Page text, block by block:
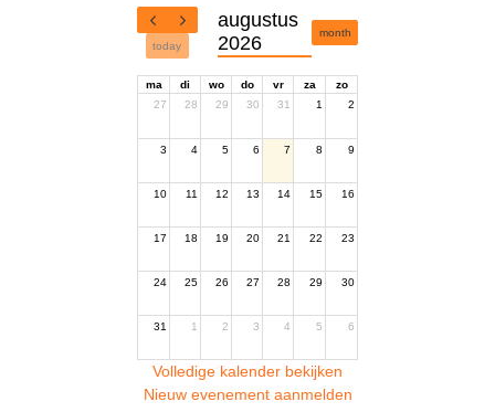
today
augustus
2026
month
ma di wo do vr za
zo
27
28 29 30 31 1 2
3 4 5 6 7 8 9
10 11 12 13 14 15 16
17 18 19 20 21 22 23
24 25 26 27 28 29 30
31 1 2 3 4 5 6
Volledige kalender bekijken
Nieuw evenement aanmelden